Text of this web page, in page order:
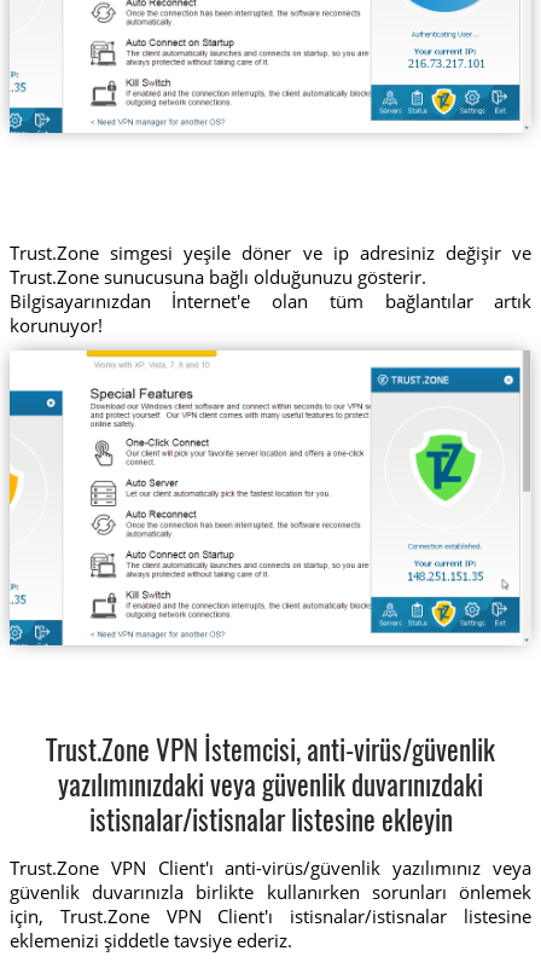
216.73.217.101
Trust.Zone simgesi yeşile döner ve ip adresiniz değişir ve
Trust.Zone sunucusuna bağlı olduğunuzu gösterir.
Bilgisayarınızdan İnternet'e olan tüm bağlantılar artık
korunuyor!
Trust.Zone VPN İstemcisi, anti-virüs/güvenlik
yazılımınızdaki veya güvenlik duvarınızdaki
istisnalar/istisnalar listesine ekleyin
Trust.Zone VPN Client'ı anti-virüs/güvenlik yazılımınız veya
güvenlik duvarınızla birlikte kullanırken sorunları önlemek
için, Trust.Zone VPN Client'ı istisnalar/istisnalar listesine
eklemenizi şiddetle tavsiye ederiz.